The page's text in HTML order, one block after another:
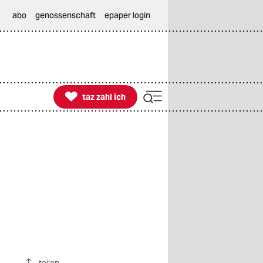
abo genossenschaft epaper login

taz zahl ich
taz zahl ich